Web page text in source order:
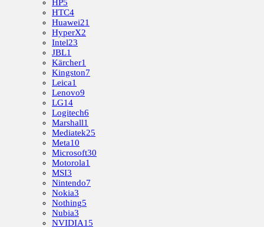
HP5
HTC4
Huawei21
HyperX2
Intel23
JBL1
Kärcher1
Kingston7
Leica1
Lenovo9
LG14
Logitech6
Marshall1
Mediatek25
Meta10
Microsoft30
Motorola1
MSI3
Nintendo7
Nokia3
Nothing5
Nubia3
NVIDIA15